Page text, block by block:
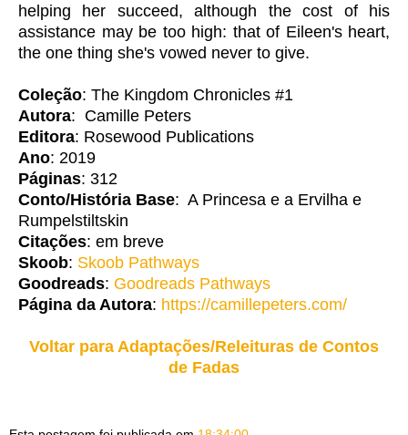
helping her succeed, although the cost of his
assistance may be too high: that of Eileen's heart,
the one thing she's vowed never to give.
Coleção: The Kingdom Chronicles #1
Autora: Camille Peters
Editora: Rosewood Publications
Ano: 2019
Páginas: 312
Conto/História Base: A Princesa e a Ervilha e
Rumpelstiltskin
Citações: em breve
Skoob: Skoob Pathways
Goodreads: Goodreads Pathways
Página da Autora: https://camillepeters.com/
Voltar para Adaptações/Releituras de Contos
de Fadas